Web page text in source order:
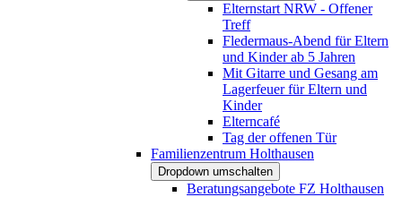
Elternstart NRW - Offener
Treff
Fledermaus-Abend für Eltern
und Kinder ab 5 Jahren
Mit Gitarre und Gesang am
Lagerfeuer für Eltern und
Kinder
Elterncafé
Tag der offenen Tür
Familienzentrum Holthausen
Dropdown umschalten
Beratungsangebote FZ Holthausen